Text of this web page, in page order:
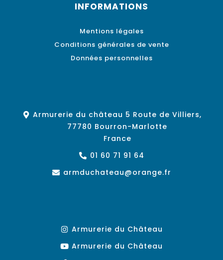
INFORMATIONS
Mentions légales
Conditions générales de vente
Données personnelles
Armurerie du château 5 Route de Villiers,
77780 Bourron-Marlotte
France
01 60 71 91 64
armduchateau@orange.fr
Armurerie du Château
Armurerie du Château